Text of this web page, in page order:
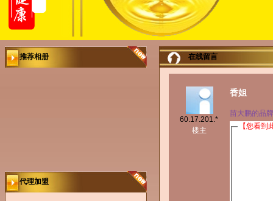
推荐相册
代理加盟
在线留言
60.17.201.*
楼主
香姐
苗大鹏的品